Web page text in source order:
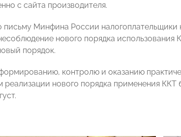
с сайта производителя.
письму Минфина России
нового порядка
порядок.
контролю и оказанию
реализации нового порядка применения